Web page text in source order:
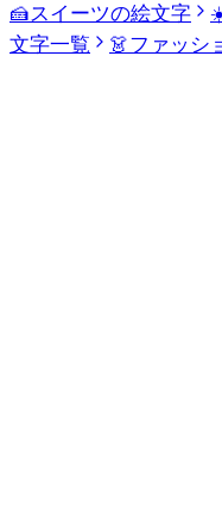
🍰スイーツの絵文字
文字一覧
👗ファッシ